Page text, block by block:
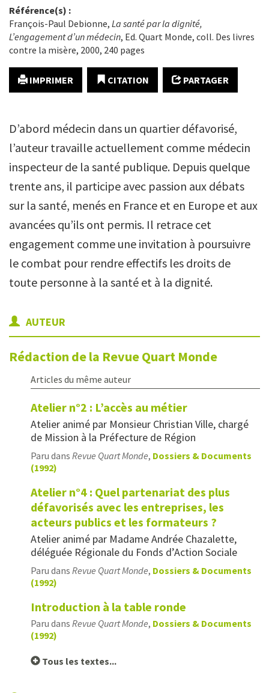
Référence(s) :
François-Paul Debionne, La santé par la dignité,
L’engagement d’un médecin, Ed. Quart Monde, coll. Des livres
contre la misère, 2000, 240 pages
IMPRIMER CITATION PARTAGER
D’abord médecin dans un quartier défavorisé,
l’auteur travaille actuellement comme médecin
inspecteur de la santé publique. Depuis quelque
trente ans, il participe avec passion aux débats
sur la santé, menés en France et en Europe et aux
avancées qu’ils ont permis. Il retrace cet
engagement comme une invitation à poursuivre
le combat pour rendre effectifs les droits de
toute personne à la santé et à la dignité.
AUTEUR
Rédaction de la Revue Quart Monde
Articles du même auteur
Atelier n°2 : L’accès au métier
Atelier animé par Monsieur Christian Ville, chargé
de Mission à la Préfecture de Région
Paru dans Revue Quart Monde, Dossiers & Documents
(1992)
Atelier n°4 : Quel partenariat des plus
défavorisés avec les entreprises, les
acteurs publics et les formateurs ?
Atelier animé par Madame Andrée Chazalette,
déléguée Régionale du Fonds d’Action Sociale
Paru dans Revue Quart Monde, Dossiers & Documents
(1992)
Introduction à la table ronde
Paru dans Revue Quart Monde, Dossiers & Documents
(1992)
Tous les textes...